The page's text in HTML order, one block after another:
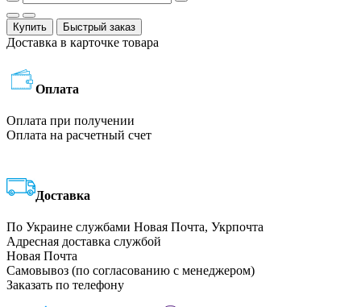
Купить Быстрый заказ
Доставка в карточке товара
Оплата
Оплата при получении
Оплата на расчетный счет
Доставка
По Украине службами Новая Почта, Укрпочта
Адресная доставка службой
Новая Почта
Самовывоз (по согласованию с менеджером)
Заказать по телефону